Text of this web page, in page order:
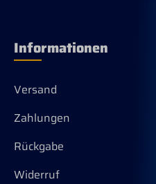
Informationen
Versand
Zahlungen
Rückgabe
Widerruf